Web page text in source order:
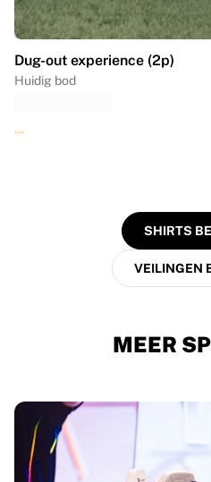
Dug-out experience (2p)
Huidig bod
...
SHIRTS
VEILINGEN
MEER